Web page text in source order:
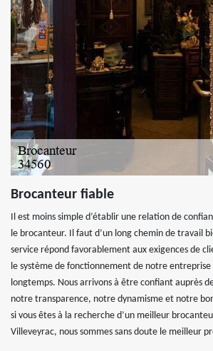
Brocanteur fiable
Il est moins simple d’établir une relation de
le brocanteur. Il faut d’un long chemin de travail
service répond favorablement aux exigences de
le système de fonctionnement de notre
longtemps. Nous arrivons à être confiant auprès
notre transparence, notre dynamisme et notre
si vous êtes à la recherche d’un meilleur
Villeveyrac, nous sommes sans doute le meilleur